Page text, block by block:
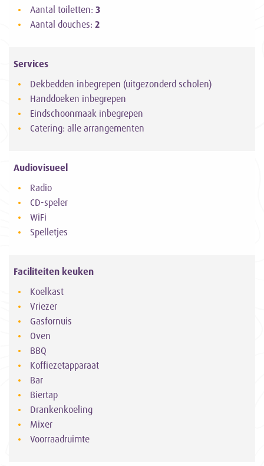
Aantal toiletten: 3
Aantal douches: 2
Services
Dekbedden inbegrepen (uitgezonderd scholen)
Handdoeken inbegrepen
Eindschoonmaak inbegrepen
Catering: alle arrangementen
Audiovisueel
Radio
CD-speler
WiFi
Spelletjes
Faciliteiten keuken
Koelkast
Vriezer
Gasfornuis
Oven
BBQ
Koffiezetapparaat
Bar
Biertap
Drankenkoeling
Mixer
Voorraadruimte